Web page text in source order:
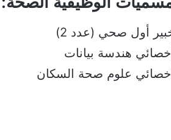
أول صحي (عدد 2)
هندسة بيانات
علوم صحة السكان